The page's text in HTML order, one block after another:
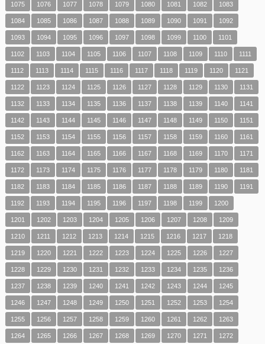
1075 1076 1077 1078 1079 1080 1081 1082 1083
1084 1085 1086 1087 1088 1089 1090 1091 1092
1093 1094 1095 1096 1097 1098 1099 1100 1101
1102 1103 1104 1105 1106 1107 1108 1109 1110 1111
1112 1113 1114 1115 1116 1117 1118 1119 1120 1121
1122 1123 1124 1125 1126 1127 1128 1129 1130 1131
1132 1133 1134 1135 1136 1137 1138 1139 1140 1141
1142 1143 1144 1145 1146 1147 1148 1149 1150 1151
1152 1153 1154 1155 1156 1157 1158 1159 1160 1161
1162 1163 1164 1165 1166 1167 1168 1169 1170 1171
1172 1173 1174 1175 1176 1177 1178 1179 1180 1181
1182 1183 1184 1185 1186 1187 1188 1189 1190 1191
1192 1193 1194 1195 1196 1197 1198 1199 1200
1201 1202 1203 1204 1205 1206 1207 1208 1209
1210 1211 1212 1213 1214 1215 1216 1217 1218
1219 1220 1221 1222 1223 1224 1225 1226 1227
1228 1229 1230 1231 1232 1233 1234 1235 1236
1237 1238 1239 1240 1241 1242 1243 1244 1245
1246 1247 1248 1249 1250 1251 1252 1253 1254
1255 1256 1257 1258 1259 1260 1261 1262 1263
1264 1265 1266 1267 1268 1269 1270 1271 1272